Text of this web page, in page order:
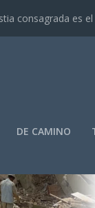
consagrada es el
DE CAMINO